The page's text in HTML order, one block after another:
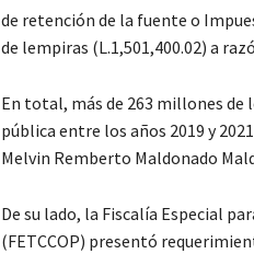
de retención de la fuente o
de lempiras (L.1,501,400.02) a
En total, más de 263 millones de
pública entre los años 2019 y
Melvin Remberto Maldonado
De su lado, la Fiscalía Especial
(FETCCOP) presentó